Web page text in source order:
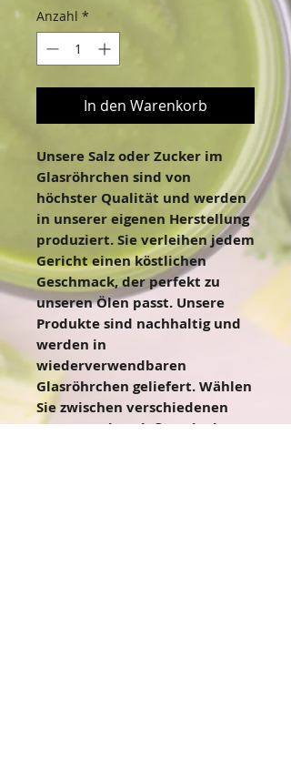
Anzahl *
In den Warenkorb
Unsere Salz oder Zucker im
Glasröhrchen sind von
höchster Qualität und werden
in unserer eigenen Herstellung
produziert. Sie verleihen jedem
Gericht einen köstlichen
Geschmack, der perfekt zu
unseren Ölen passt. Unsere
Produkte sind nachhaltig und
werden in
wiederverwendbaren
Glasröhrchen geliefert. Wählen
Sie zwischen verschiedenen
Sorten und genießen Sie den